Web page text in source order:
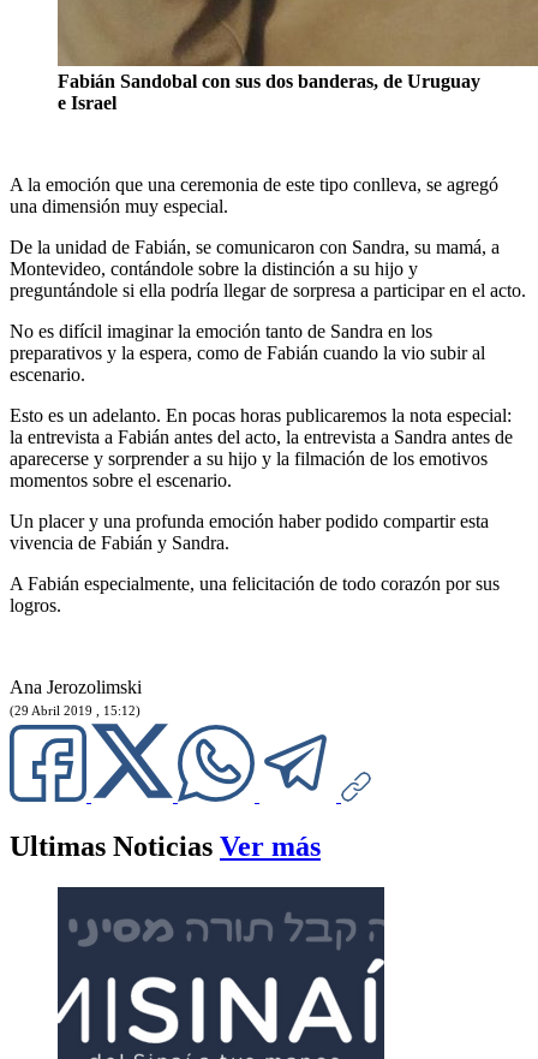
Fabián Sandobal con sus dos banderas, de Uruguay
e Israel
A la emoción que una ceremonia de este tipo conlleva, se agregó
una dimensión muy especial.
De la unidad de Fabián, se comunicaron con Sandra, su mamá, a
Montevideo, contándole sobre la distinción a su hijo y
preguntándole si ella podría llegar de sorpresa a participar en el acto.
No es difícil imaginar la emoción tanto de Sandra en los
preparativos y la espera, como de Fabián cuando la vio subir al
escenario.
Esto es un adelanto. En pocas horas publicaremos la nota especial:
la entrevista a Fabián antes del acto, la entrevista a Sandra antes de
aparecerse y sorprender a su hijo y la filmación de los emotivos
momentos sobre el escenario.
Un placer y una profunda emoción haber podido compartir esta
vivencia de Fabián y Sandra.
A Fabián especialmente, una felicitación de todo corazón por sus
logros.
Ana Jerozolimski
(29 Abril 2019 , 15:12)
Ultimas Noticias Ver más